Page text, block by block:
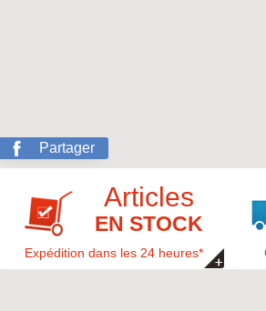
Partager
Articles
EN STOCK
Expédition dans les 24 heures*